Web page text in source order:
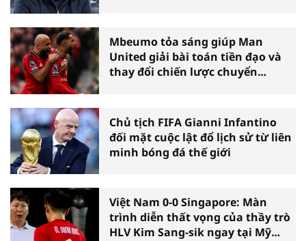
Mbeumo tỏa sáng giúp Man
United giải bài toán tiền đạo và
thay đổi chiến lược chuyển
Chủ tịch FIFA Gianni Infantino
đối mặt cuộc lật đổ lịch sử từ liên
minh bóng đá thế giới
Việt Nam 0-0 Singapore: Màn
trình diễn thất vọng của thầy trò
HLV Kim Sang-sik ngay tại Mỹ